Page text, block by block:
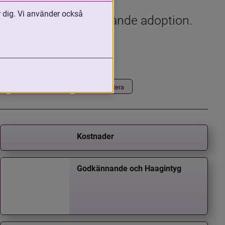
om stöd gällande adoption.
Vill adoptera
Kostnader
Godkännande och Haagintyg
Vi använder också